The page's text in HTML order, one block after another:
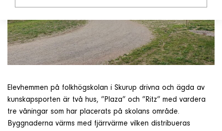
Databank
Kontakt & Support
Elevhemmen på folkhögskolan i Skurup drivna och ägda av
kunskapsporten är två hus, ”Plaza” och ”Ritz” med vardera
tre våningar som har placerats på skolans område.
Byggnaderna värms med fjärrvärme vilken distribueras